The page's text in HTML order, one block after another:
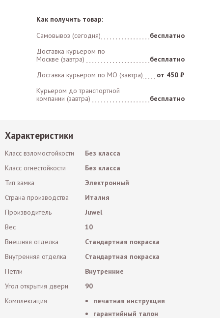
Как получить товар:
Самовывоз (сегодня)
бесплатно
Доставка курьером по
Москве (завтра)
бесплатно
Доставка курьером по MO (завтра)
от 450 ₽
Курьером до транспортной
компании (завтра)
бесплатно
Характеристики
Класс взломостойкости
Без класса
Класс огнестойкости
Без класса
Тип замка
Электронный
Страна производства
Италия
Производитель
Juwel
Вес
10
Внешняя отделка
Стандартная покраска
Внутренняя отделка
Стандартная покраска
Петли
Внутренние
Угол открытия двери
90
Комплектация
печатная инструкция
гарантийный талон